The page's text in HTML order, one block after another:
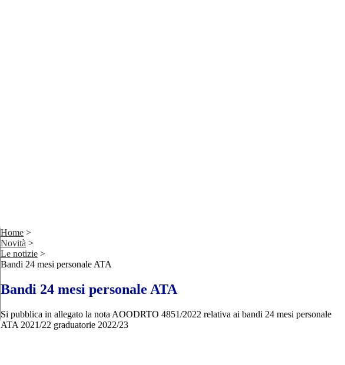
Home >
Novità >
Le notizie >
Bandi 24 mesi personale ATA
Bandi 24 mesi personale ATA
Si pubblica in allegato la nota AOODRTO 4851/2022 relativa ai bandi 24 mesi personale
ATA 2021/22 graduatorie 2022/23